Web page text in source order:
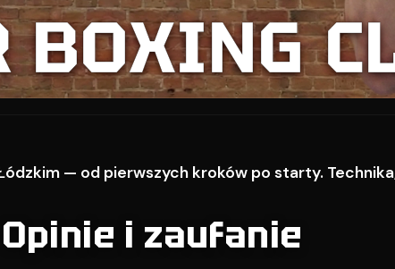
BOXING
— od pierwszych kroków po starty.
Opinie i zaufanie